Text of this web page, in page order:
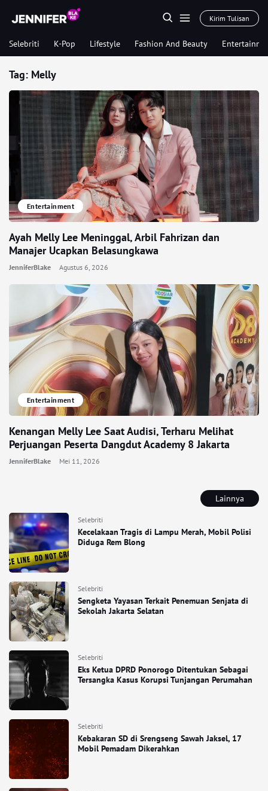
Kirim Tulisan
Selebriti K-Pop Lifestyle Fashion And Beauty
Lainnya
Selebriti
Kecelakaan Tragis di Lampu Merah, Mobil Polisi
Diduga Rem Blong
Selebriti
Sengketa Yayasan Terkait Penemuan Senjata di
Sekolah Jakarta Selatan
Selebriti
Eks Ketua DPRD Ponorogo Ditentukan Sebagai
Tersangka Kasus Korupsi Tunjangan Perumahan
Selebriti
Kebakaran SD di Srengseng Sawah Jaksel, 17
Mobil Pemadam Dikerahkan
Tag: Melly
Entertainment
Ayah Melly Lee Meninggal, Arbil Fahrizan dan
Manajer Ucapkan Belasungkawa
JenniferBlake Agustus 6, 2026
Entertainment
Kenangan Melly Lee Saat Audisi, Terharu Melihat
Perjuangan Peserta Dangdut Academy 8 Jakarta
JenniferBlake Mei 11, 2026